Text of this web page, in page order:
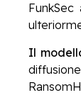
Il